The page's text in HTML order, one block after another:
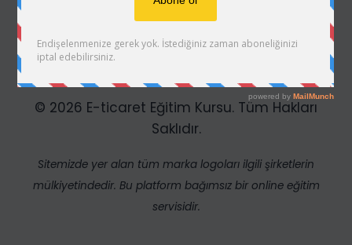
Gizlilik Politikası ve KVKK
Satış Ortaklığı
© 2026 E-ticaret Eğitim Kursu. Tüm Hakları
Saklıdır.
Sitemizde yer alan tüm marka logoları ilgili şirketlerin
mülkiyetindedir. Bu platform bağımsız bir online eğitim
servisidir.